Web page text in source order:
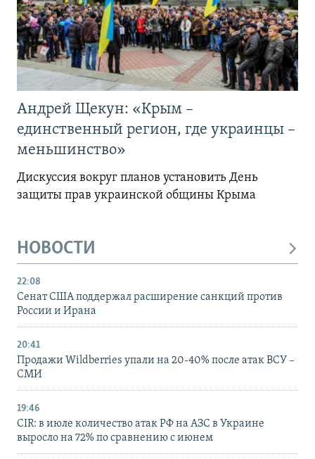
Андрей Щекун: «Крым –
единственный регион, где украинцы –
меньшинство»
Дискуссия вокруг планов установить День
защиты прав украинской общины Крыма
НОВОСТИ
22:08
Сенат США поддержал расширение санкций против
России и Ирана
20:41
Продажи Wildberries упали на 20-40% после атак ВСУ –
СМИ
19:46
CIR: в июле количество атак РФ на АЗС в Украине
выросло на 72% по сравнению с июнем